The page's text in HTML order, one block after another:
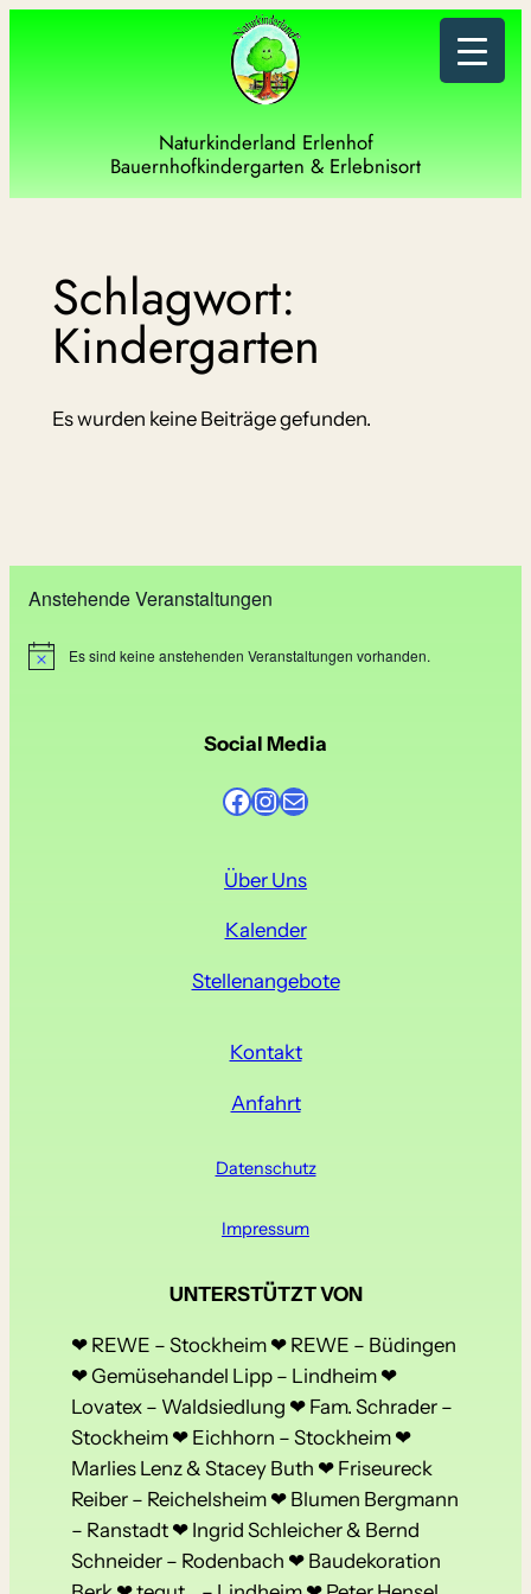
Naturkinderland Erlenhof
Bauernhofkindergarten & Erlebnisort
Schlagwort:
Kindergarten
Es wurden keine Beiträge gefunden.
Anstehende Veranstaltungen
H
Es sind keine anstehenden Veranstaltungen vorhanden.
Social Media
Facebook InstagramE-Mail
Über Uns
Kalender
Stellenangebote
Kontakt
Anfahrt
Datenschutz
Impressum
UNTERSTÜTZT VON
❤ REWE – Stockheim ❤ REWE – Büdingen
❤ Gemüsehandel Lipp – Lindheim ❤
Lovatex – Waldsiedlung ❤ Fam. Schrader –
Stockheim ❤ Eichhorn – Stockheim ❤
Marlies Lenz & Stacey Buth ❤ Friseureck
Reiber – Reichelsheim ❤ Blumen Bergmann
– Ranstadt ❤ Ingrid Schleicher & Bernd
Schneider – Rodenbach ❤ Baudekoration